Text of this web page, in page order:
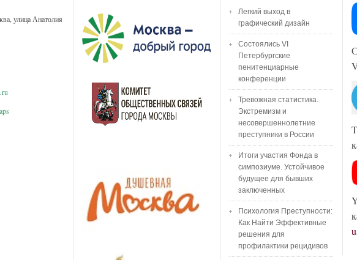
улица Анатолия
Легкий выход в
графический дизайн
Состоялись VI
Петербургские
пенитенциарные
конференции
Тревожная статистика.
Экстремизм и
несовершеннолетние
преступники в России
Итоги участия Фонда в
симпозиуме. Устойчивое
будущее для бывших
заключенных
Психология Преступности:
Как Найти Эффективные
решения для
профилактики рецидивов